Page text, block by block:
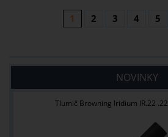
1 2 3 4 5
NOVINKY
Tlumič Browning Iridium IR.22